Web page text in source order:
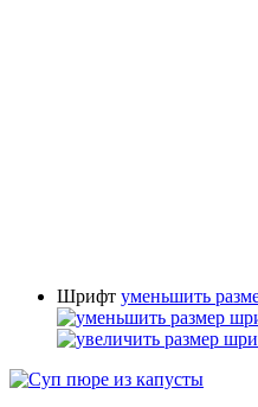
Шрифт уменьшить